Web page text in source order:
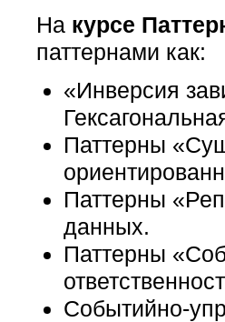
На курсе
паттернами как:
«Инверсия
Паттерны
Паттерны
данных.
Паттерны
Событийно-